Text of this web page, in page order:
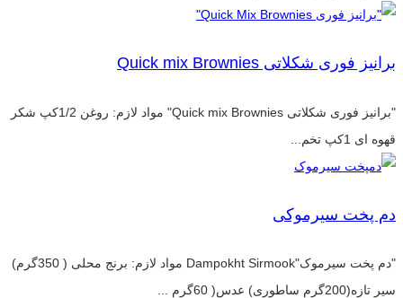
برانیز فوری شکلاتی Quick mix Brownies
"برانیز فوری شکلاتی Quick mix Brownies" مواد لازم: روغن 1/2کپ شکر
قهوه ای 1کپ تخم...
دم پخت سیرموکی
"دم پخت سیرموک"Dampokht Sirmook مواد لازم: برنج محلی ( 350گرم)
سیر تازه(200گرم ساطوری) عدس( 60گرم ...